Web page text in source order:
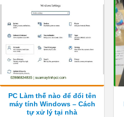
PC Làm thế nào để đổi tên
máy tính Windows – Cách
tự xử lý tại nhà